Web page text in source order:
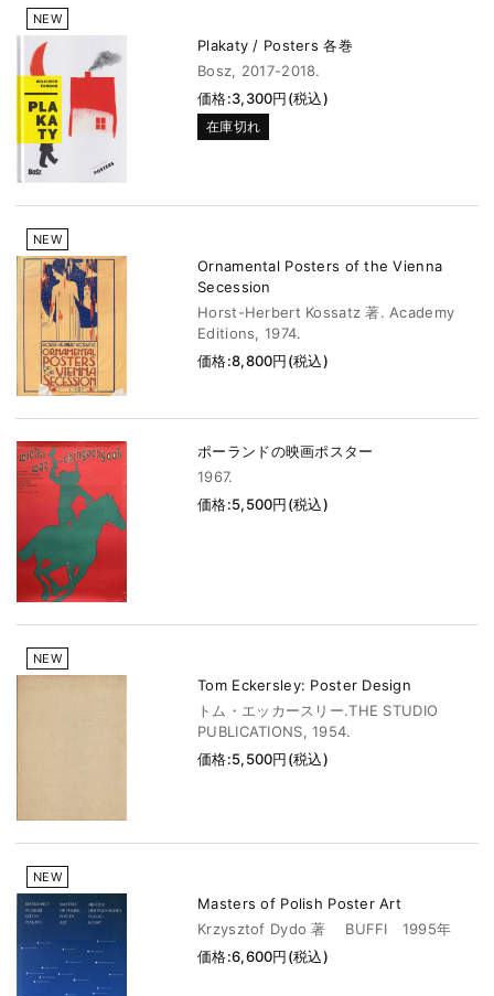
NEW
Plakaty / Posters 各巻
Bosz, 2017-2018.
価格:3,300円(税込)
在庫切れ
NEW
Ornamental Posters of the Vienna
Secession
Horst-Herbert Kossatz 著. Academy
Editions, 1974.
価格:8,800円(税込)
ポーランドの映画ポスター
1967.
価格:5,500円(税込)
NEW
Tom Eckersley: Poster Design
トム・エッカースリー.THE STUDIO
PUBLICATIONS, 1954.
価格:5,500円(税込)
NEW
Masters of Polish Poster Art
Krzysztof Dydo 著 BUFFI 1995年
価格:6,600円(税込)